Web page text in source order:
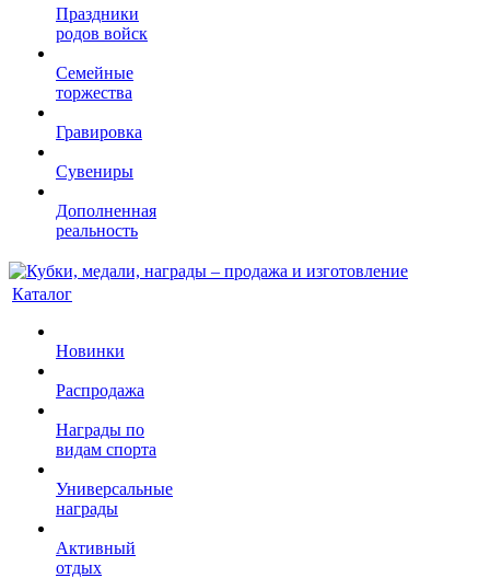
Праздники
родов войск
Семейные
торжества
Гравировка
Сувениры
Дополненная
реальность
Каталог
Новинки
Распродажа
Награды по
видам спорта
Универсальные
награды
Активный
отдых